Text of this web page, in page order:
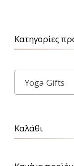
Κατηγορίες
Υoga Gifts
Καλάθι